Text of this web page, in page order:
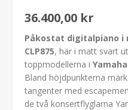
36.400,00 kr
Påkostat digitalpiano i
CLP875, här i matt svart
toppmodellerna i
Bland höjdpunkterna
tangenter med
de två konsertflyglarna